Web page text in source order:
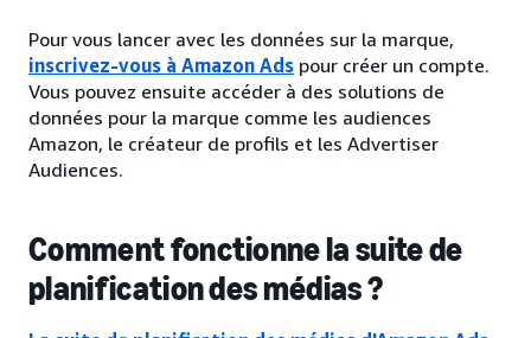
Pour vous lancer avec les données sur la marque,
inscrivez-vous à Amazon Ads pour créer un compte.
Vous pouvez ensuite accéder à des solutions de
données pour la marque comme les audiences
Amazon, le créateur de profils et les Advertiser
Audiences.
Comment fonctionne la suite de
planification des médias ?